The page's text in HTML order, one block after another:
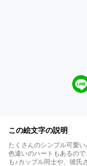
この絵文字の説明
たくさんのシンプル可愛
色違いのハートもあるの
も♪カップル同士や、彼氏